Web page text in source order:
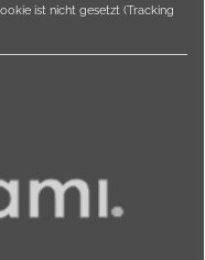
ist nicht gesetzt (Tracking